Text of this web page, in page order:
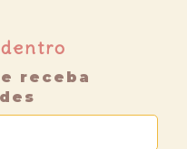
receba